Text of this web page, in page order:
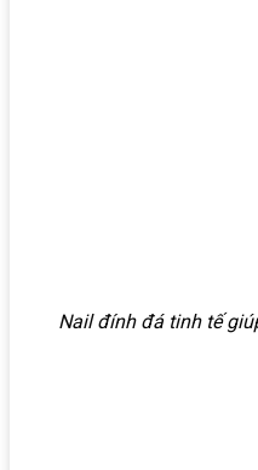
Nail đính đá tinh tế